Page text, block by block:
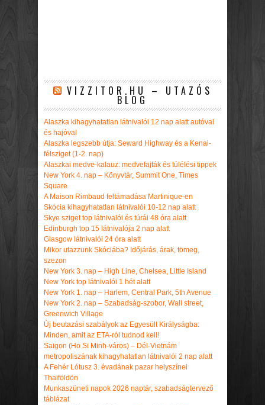
VIZZITOR.HU – UTAZÓS
BLOG
Alaszka kihagyhatatlan látnivalói 12 nap alatt autóval
és hajóval
Alaszka legszebb útja: Seward Highway és a Kenai-
félsziget (1-2. nap)
Alaszkai medve-kalauz: medvefajták és túlélési tippek
New York 4. nap – Könyvtár, Summit One, Times
Square
A Maison Rimbaud feltámadása Martinique-en
Skócia kihagyhatatlan látnivalói 10-12 nap alatt
Skye sziget top látnivalói és túrái 48 óra alatt
Edinburgh top 15 látnivalója 2 nap alatt
Glasgow látnivalói 24 óra alatt
Mikor utazzunk Skóciába? Időjárás, árak, tömeg,
szezon
New York 3. nap – High Line, Chelsea, Little Island
New York top látnivalói 1 hét alatt
New York 1. nap – Harlem, Central Park, 5th Avenue
New York 2. nap – Szabadság-szobor, Wall street,
Greenwich Village
Új beutazási szabályok az Egyesült Királyságba:
Minden, amit az ETA-ról tudnod kell!
Saigon (Ho Si Minh-város) – Dél-Vietnám
metropoliszának kihagyhatatlan látnivalói 2 nap alatt
A Fehér Lótusz 3. évadának pazar helyszínei
Thaiföldön
Munkaszüneti napok 2026 naptár, szabadságtervező
táblázat